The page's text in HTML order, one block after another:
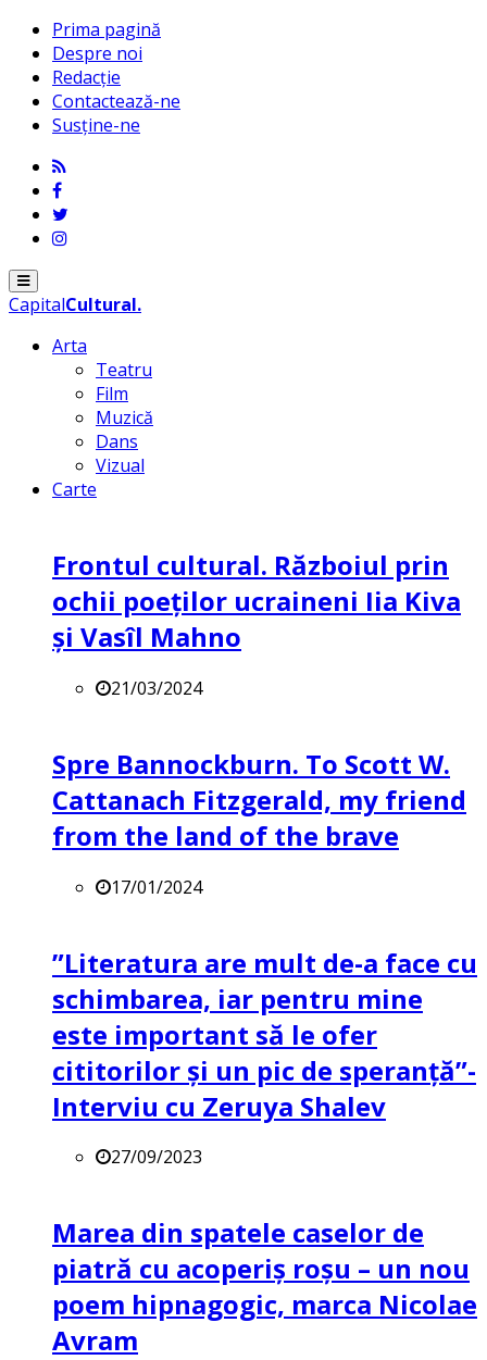
Prima pagină
Despre noi
Redacție
Contactează-ne
Susține-ne
Menu
CapitalCultural.
Arta
Teatru
Film
Muzică
Dans
Vizual
Carte
Frontul cultural. Războiul prin
ochii poeților ucraineni Iia Kiva
și Vasîl Mahno
21/03/2024
Spre Bannockburn. To Scott W.
Cattanach Fitzgerald, my friend
from the land of the brave
17/01/2024
”Literatura are mult de-a face cu
schimbarea, iar pentru mine
este important să le ofer
cititorilor și un pic de speranță”-
Interviu cu Zeruya Shalev
27/09/2023
Marea din spatele caselor de
piatră cu acoperiș roșu – un nou
poem hipnagogic, marca Nicolae
Avram